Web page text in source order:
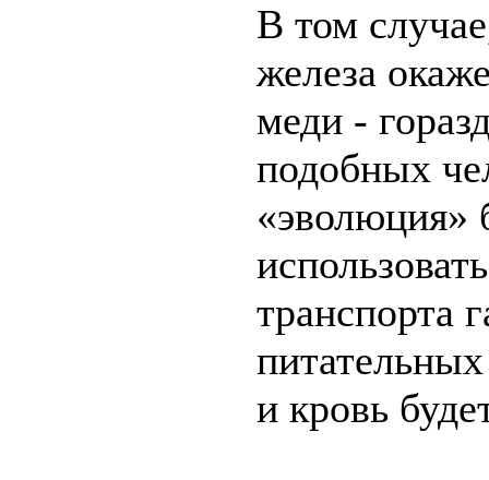
В том
железа
меди -
подобных
«эволюция»
транспорта
и кровь